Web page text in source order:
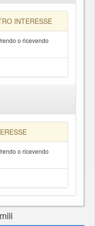
INTERESSE
o ricevendo
o ricevendo